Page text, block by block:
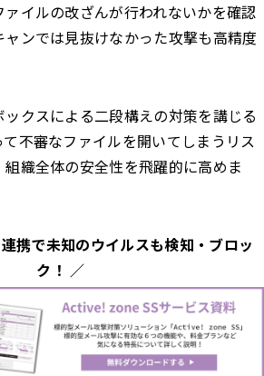
イルの改ざんが行われないかを確認
ンでは見抜けなかった攻撃も高精度
クスによる二段構えの対策を講じる
不審なファイルを開いてしまうリス
織全体の安全性を飛躍的に高めま
携で未知のウイルスも検知・ブロッ
ク！ ／